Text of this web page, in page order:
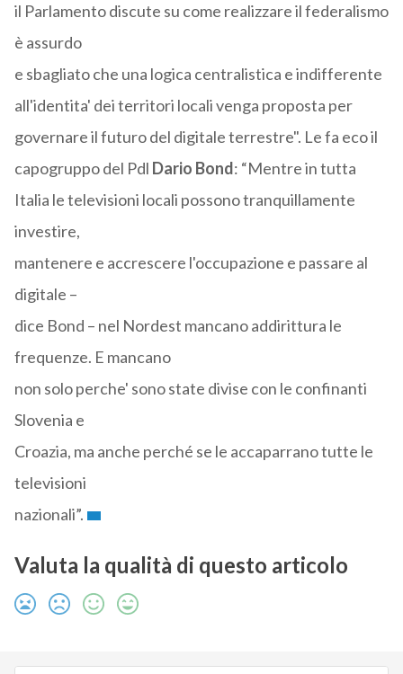
il Parlamento discute su come realizzare il federalismo
è assurdo
e sbagliato che una logica centralistica e indifferente
all'identita' dei territori locali venga proposta per
governare il futuro del digitale terrestre". Le fa eco il
capogruppo del Pdl Dario Bond: “Mentre in tutta
Italia le televisioni locali possono tranquillamente
investire,
mantenere e accrescere l'occupazione e passare al
digitale –
dice Bond – nel Nordest mancano addirittura le
frequenze. E mancano
non solo perche' sono state divise con le confinanti
Slovenia e
Croazia, ma anche perché se le accaparrano tutte le
televisioni
nazionali”.
Valuta la qualità di questo articolo